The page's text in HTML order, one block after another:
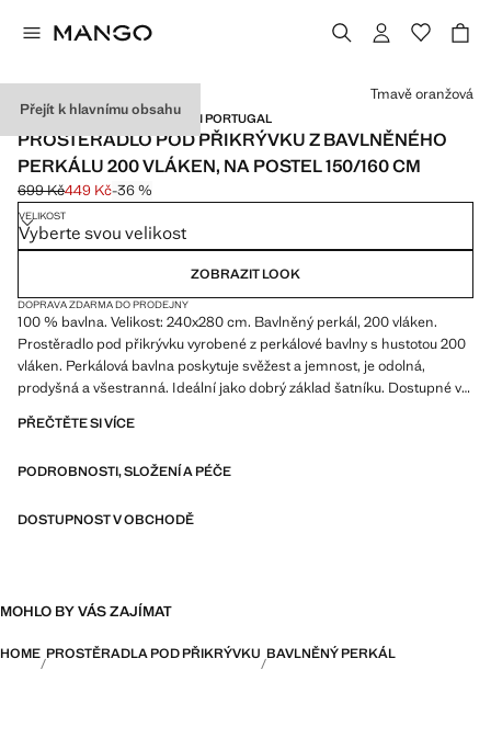
Přejít k hlavnímu obsahu
PERKÁLOVÁ BAVLNA / MADE IN PORTUGAL
PROSTĚRADLO POD PŘIKRÝVKU Z BAVLNĚNÉHO
PERKÁLU 200 VLÁKEN, NA POSTEL 150/160 CM
Původní cena přeškrtnutá [699 Kč ]
699 Kč
Aktuální cena [449 Kč ]
449 Kč-36 %
Vyberte barvu
Tmavě oranžová
VELIKOST
Vyberte svou velikost
ZOBRAZIT LOOK
DOPRAVA ZDARMA DO PRODEJNY
100 % bavlna. Velikost: 240x280 cm. Bavlněný perkál, 200 vláken.
Prostěradlo pod přikrývku vyrobené z perkálové bavlny s hustotou 200
vláken. Perkálová bavlna poskytuje svěžest a jemnost, je odolná,
prodyšná a všestranná. Ideální jako dobrý základ šatníku. Dostupné v
PŘEČTĚTE SI VÍCE
PODROBNOSTI, SLOŽENÍ A PÉČE
DOSTUPNOST V OBCHODĚ
MOHLO BY VÁS ZAJÍMAT
HOME PROSTĚRADLA POD PŘIKRÝVKU BAVLNĚNÝ PERKÁL